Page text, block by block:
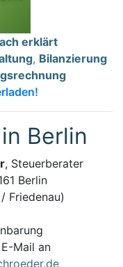
erklärt
, Bilanzierung
Berlin
, Steuerberater
Berlin
Friedenau)
Mail an